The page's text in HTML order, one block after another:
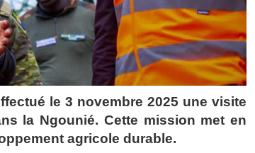
le 3 novembre 2025 une visite
la Ngounié. Cette mission met en
agricole durable.